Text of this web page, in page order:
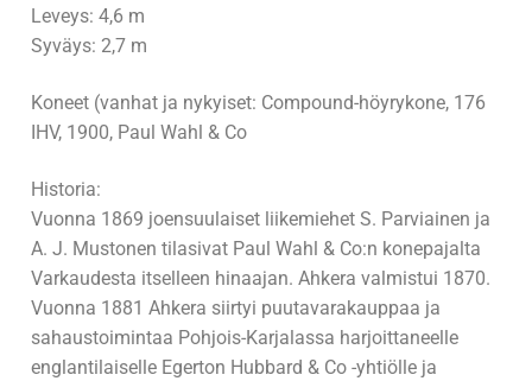
Jäsenille
Kartta
S/S Satu
M/S Esteri
M/S Ilo
M/S Kissakoski
M/S Kuhmo
M/S Madekoski
M/S Noa
S/S Kaima
M/S Hobitti
M/S Karali
M/S LYPSYNIEMI
M/S Merikotka
M/S Onkilahti
M/S Remus
Yhteystiedot
Leveys: 4,6 m
Syväys: 2,7 m
Koneet (vanhat ja nykyiset: Compound-höyrykone, 176
IHV, 1900, Paul Wahl & Co
Historia:
Vuonna 1869 joensuulaiset liikemiehet S. Parviainen ja
A. J. Mustonen tilasivat Paul Wahl & Co:n konepajalta
Varkaudesta itselleen hinaajan. Ahkera valmistui 1870.
Vuonna 1881 Ahkera siirtyi puutavarakauppaa ja
sahaustoimintaa Pohjois-Karjalassa harjoittaneelle
englantilaiselle Egerton Hubbard & Co -yhtiölle ja